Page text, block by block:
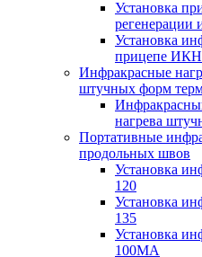
Установка
регенерации
Установка
прицепе ИКН
Инфракрасные
штучных форм
нагрева
Портативные
продольных швов
Установка
120
Установка
135
Установка
100МА